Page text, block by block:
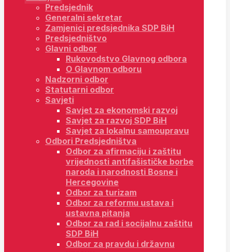
Predsjednik
Generalni sekretar
Zamjenici predsjednika SDP BiH
Predsjedništvo
Glavni odbor
Rukovodstvo Glavnog odbora
O Glavnom odboru
Nadzorni odbor
Statutarni odbor
Savjeti
Savjet za ekonomski razvoj
Savjet za razvoj SDP BiH
Savjet za lokalnu samoupravu
Odbori Predsjedništva
Odbor za afirmaciju i zaštitu
vrijednosti antifašističke borbe
naroda i narodnosti Bosne i
Hercegovine
Odbor za turizam
Odbor za reformu ustava i
ustavna pitanja
Odbor za rad i socijalnu zaštitu
SDP BiH
Odbor za pravdu i državnu